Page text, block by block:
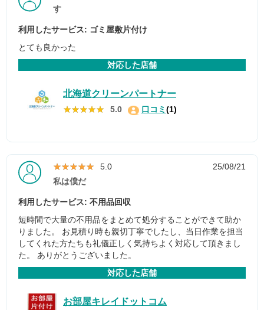
す
利用したサービス: ゴミ屋敷片付け
とても良かった
対応した店舗
北海道クリーンパートナー
★★★★★
★★★★★ 5.0 口コミ(1)
★★★★★
★★★★★ 5.0
25/08/21
私は僕だ
利用したサービス: 不用品回収
短時間で大量の不用品をまとめて処分することができて助か
りました。 お見積り時も親切丁寧でしたし、当日作業を担当
してくれた方たちも礼儀正しく気持ちよく対応して頂きまし
た。 ありがとうございました。
対応した店舗
お部屋キレイドットコム